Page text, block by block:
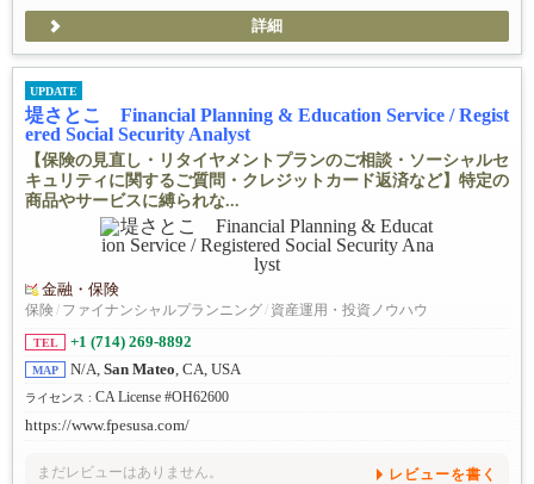
詳細
UPDATE
堤さとこ Financial Planning & Education Service / Regist
ered Social Security Analyst
【保険の見直し・リタイヤメントプランのご相談・ソーシャルセ
キュリティに関するご質問・クレジットカード返済など】特定の
商品やサービスに縛られな...
金融・保険
保険/ ファイナンシャルプランニング/ 資産運用・投資ノウハウ
TEL +1 (714) 269-8892
MAP N/A, San Mateo, CA, USA
ライセンス : CA License #OH62600
https://www.fpesusa.com/
まだレビューはありません。 レビューを書く